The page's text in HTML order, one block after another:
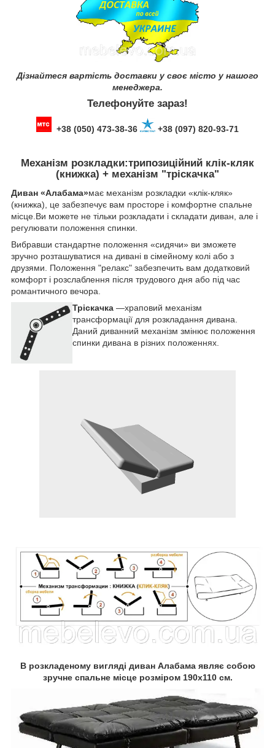
Дізнайтеся вартість доставки у своє місто у нашого
менеджера.
Телефонуйте зараз!
+38 (050) 473-38-36 +38 (097) 820-93-71
Механізм розкладки:трипозиційний клік-кляк
(книжка) + механізм "тріскачка"
Диван «Алабама»має механізм розкладки «клік-кляк»
(книжка), це забезпечує вам просторе і комфортне спальне
місце.Ви можете не тільки розкладати і складати диван, але і
регулювати положення спинки.
Вибравши стандартне положення «сидячи» ви зможете
зручно розташуватися на дивані в сімейному колі або з
друзями. Положення "релакс" забезпечить вам додатковий
комфорт і розслаблення після трудового дня або під час
романтичного вечора.
Тріскачка —храповий механізм
трансформації для розкладання дивана.
Даний диванний механізм змінює положення
спинки дивана в різних положеннях.
В розкладеному вигляді диван Алабама являє собою
зручне спальне місце розміром 190х110 см.